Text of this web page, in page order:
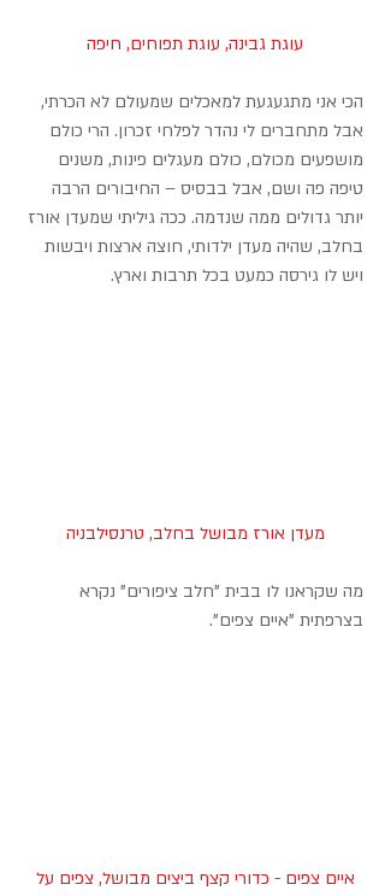
עוגת גבינה, עוגת תפוחים, חיפה
הכי אני מתגעגעת למאכלים שמעולם לא הכרתי,
אבל מתחברים לי נהדר לפלחי זכרון. הרי כולם
מושפעים מכולם, כולם מעגלים פינות, משנים
טיפה פה ושם, אבל בבסיס – החיבורים הרבה
יותר גדולים ממה שנדמה. ככה גיליתי שמעדן אורז
בחלב, שהיה מעדן ילדותי, חוצה ארצות ויבשות
ויש לו גירסה כמעט בכל תרבות וארץ.
מעדן אורז מבושל בחלב, טרנסילבניה
מה שקראנו לו בבית "חלב ציפורים" נקרא
בצרפתית "איים צפים".
איים צפים - כדורי קצף ביצים מבושל, צפים על